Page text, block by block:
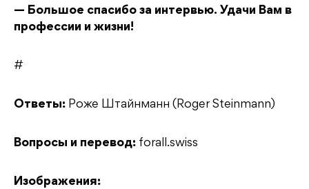
— Большое спасибо за интервью. Удачи Вам в
профессии и жизни!
#
Ответы: Роже Штайнманн (Roger Steinmann)
Вопросы и перевод: forall.swiss
Изображения: